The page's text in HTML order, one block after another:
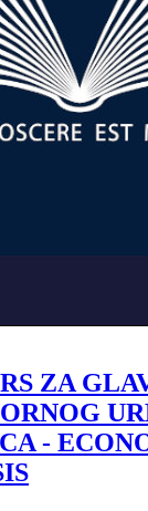
ZA
-